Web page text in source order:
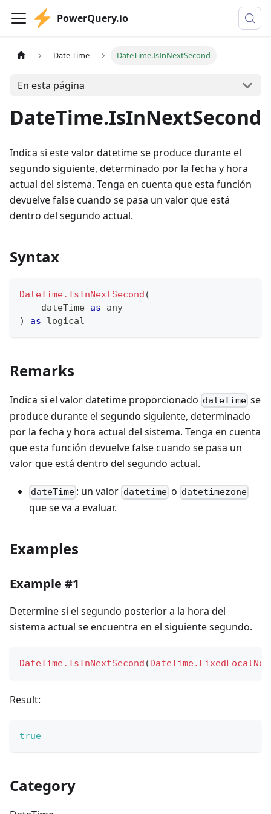
PowerQuery.io
Date Time DateTime.IsInNextSecond
En esta página
DateTime.IsInNextSecond
Indica si este valor datetime se produce durante el
segundo siguiente, determinado por la fecha y hora
actual del sistema. Tenga en cuenta que esta función
devuelve false cuando se pasa un valor que está
dentro del segundo actual.
Syntax
DateTime.IsInNextSecond (
    dateTime
as
any
)
as logical
Remarks
Indica si el valor datetime proporcionado dateTime se
produce durante el segundo siguiente, determinado
por la fecha y hora actual del sistema. Tenga en cuenta
que esta función devuelve false cuando se pasa un
valor que está dentro del segundo actual.
dateTime : un valor datetimeo datetimezone
que se va a evaluar.
Examples
Example #1
Determine si el segundo posterior a la hora del
sistema actual se encuentra en el siguiente segundo.
DateTime.IsInNextSecond ( DateTime.FixedLocalNow
Result:
true
Category